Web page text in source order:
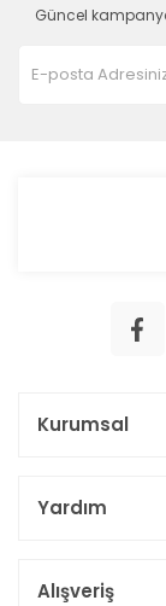
Güncel
Kurumsal
Yardım
Alışveriş